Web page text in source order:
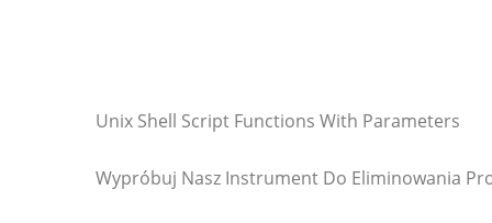
Unix Shell Script Functions With Parameters
Wypróbuj Nasz Instrument Do Eliminowania